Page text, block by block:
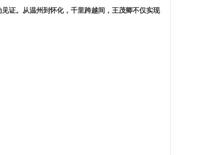
证。从温州到怀化，千里跨越间，王茂卿不仅实现